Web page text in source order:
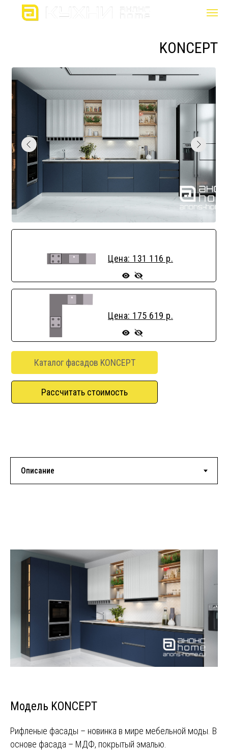
KONCEPT
Цена: 175 619 р.
Цена: 131 116 р.
Каталог фасадов KONCEPT
Рассчитать стоимость
Модель KONCEPT
Рифленые фасады – новинка в мире мебельной моды. В
основе фасада – МДФ, покрытый эмалью.